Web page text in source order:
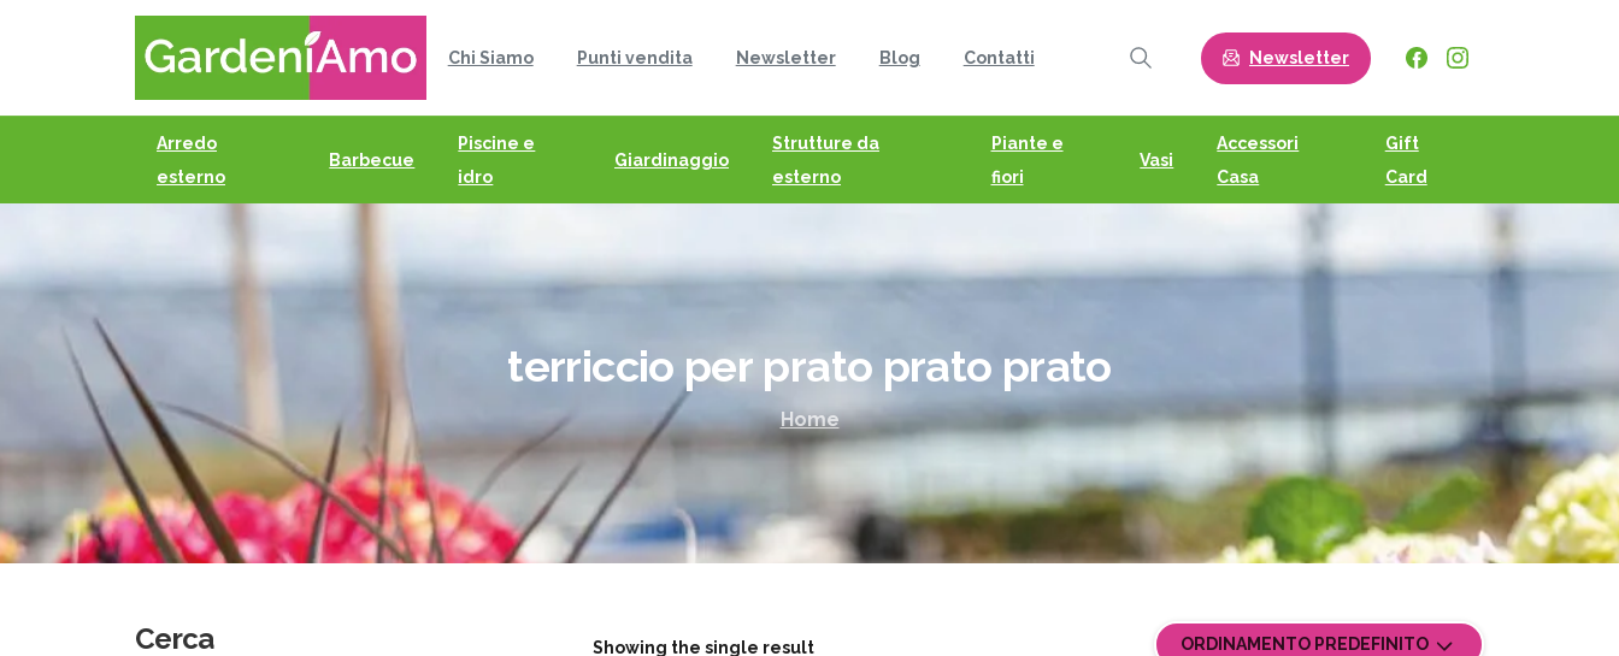
Chi Siamo Punti vendita Newsletter Blog Contatti
Search
Newsletter
Arredo
esterno
Barbecue
Piscine e
idro
Giardinaggio
Strutture da
esterno
Piante e
fiori
Vasi
Accessori
Casa
Gift
Card
terriccio per prato prato prato
Home
Showing the single result ORDINAMENTO PREDEFINITO
Cerca